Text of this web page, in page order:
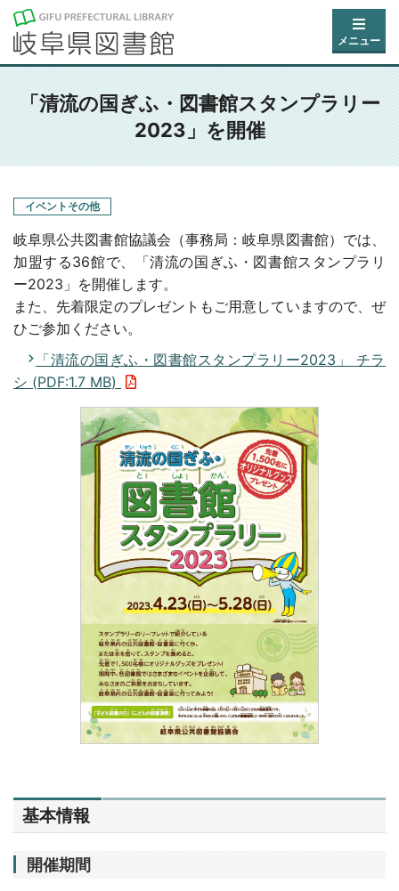
メニュー
「清流の国ぎふ・図書館スタンプラリー
2023」を開催
イベントその他
岐阜県公共図書館協議会（事務局：岐阜県図書館）では、
加盟する36館で、「清流の国ぎふ・図書館スタンプラリ
ー2023」を開催します。
また、先着限定のプレゼントもご用意していますので、ぜ
ひご参加ください。
「清流の国ぎふ・図書館スタンプラリー2023」 チラ
シ (PDF:1.7 MB)
基本情報
開催期間